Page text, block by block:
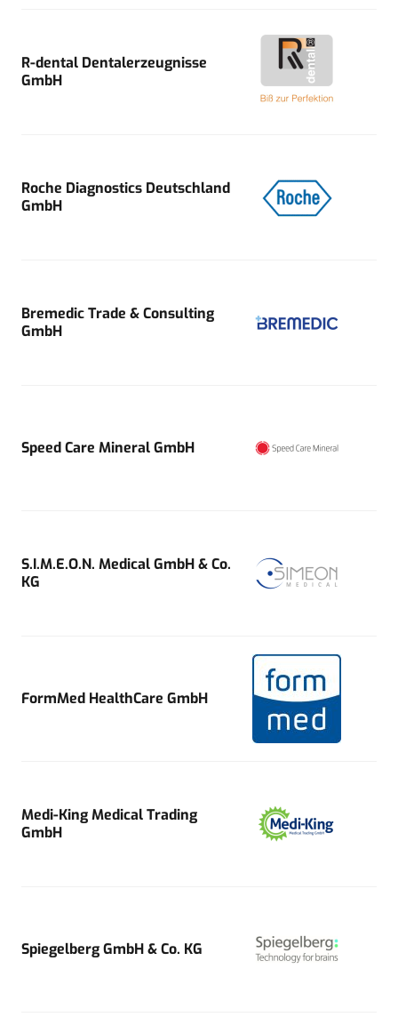
R-dental Dentalerzeugnisse
GmbH
Roche Diagnostics Deutschland
GmbH
Bremedic Trade & Consulting
GmbH
Speed Care Mineral GmbH
S.I.M.E.O.N. Medical GmbH & Co.
KG
FormMed HealthCare GmbH
Medi-King Medical Trading
GmbH
Spiegelberg GmbH & Co. KG